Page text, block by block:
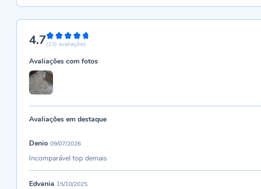
4.794%
(23) avaliações
Avaliações com fotos
Avaliações em destaque
Denio 09/07/2026
Incomparável top demais
Edvania 15/10/2025